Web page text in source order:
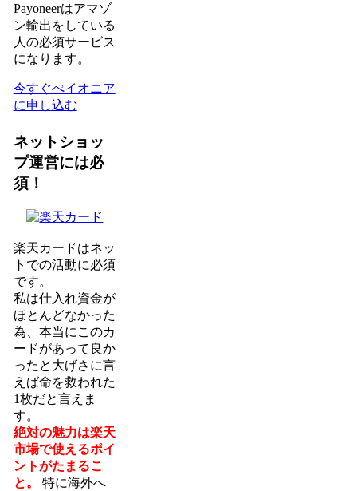
Payoneerはアマゾ
ン輸出をしている
人の必須サービス
になります。
今すぐぺイオニア
に申し込む
ネットショッ
プ運営には必
須！
楽天カードはネッ
トでの活動に必須
です。
私は仕入れ資金が
ほとんどなかった
為、本当にこのカ
ードがあって良か
ったと大げさに言
えば命を救われた
1枚だと言えま
す。
絶対の魅力は楽天
市場で使えるポイ
ントがたまるこ
と。
特に海外へ